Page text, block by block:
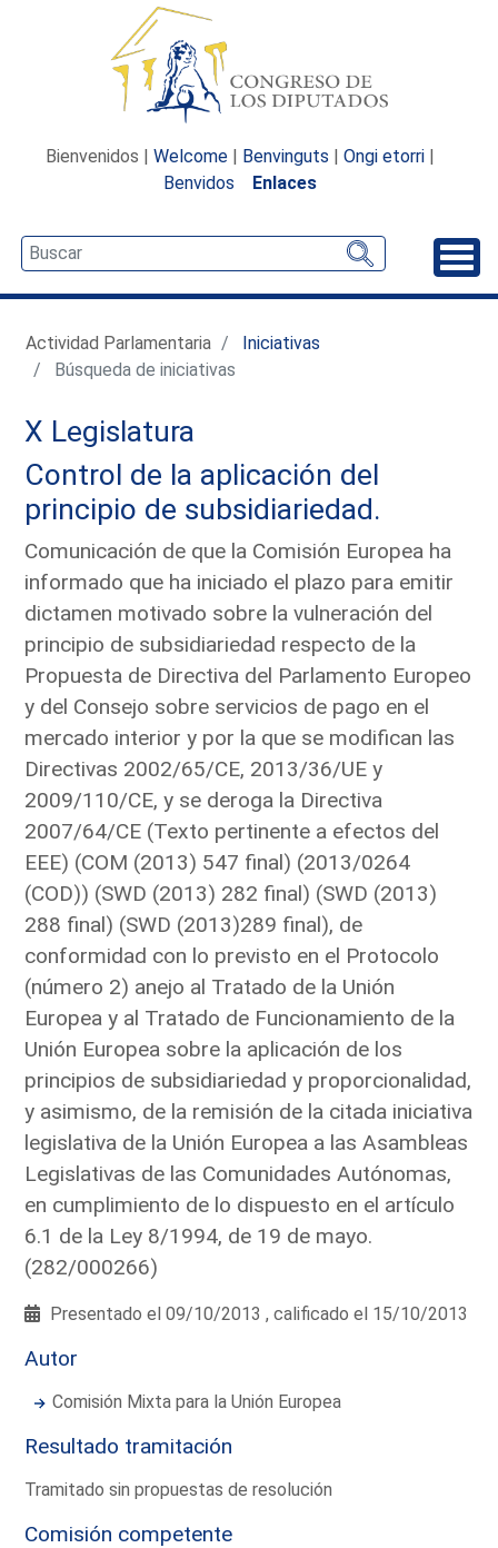
Bienvenidos | Welcome | Benvinguts | Ongi etorri |
Benvidos
Enlaces
Actividad Parlamentaria
Iniciativas
Búsqueda de iniciativas
X Legislatura
Control de la aplicación del
principio de subsidiariedad.
Comunicación de que la Comisión Europea ha
informado que ha iniciado el plazo para emitir
dictamen motivado sobre la vulneración del
principio de subsidiariedad respecto de la
Propuesta de Directiva del Parlamento Europeo
y del Consejo sobre servicios de pago en el
mercado interior y por la que se modifican las
Directivas 2002/65/CE, 2013/36/UE y
2009/110/CE, y se deroga la Directiva
2007/64/CE (Texto pertinente a efectos del
EEE) (COM (2013) 547 final) (2013/0264
(COD)) (SWD (2013) 282 final) (SWD (2013)
288 final) (SWD (2013)289 final), de
conformidad con lo previsto en el Protocolo
(número 2) anejo al Tratado de la Unión
Europea y al Tratado de Funcionamiento de la
Unión Europea sobre la aplicación de los
principios de subsidiariedad y proporcionalidad,
y asimismo, de la remisión de la citada iniciativa
legislativa de la Unión Europea a las Asambleas
Legislativas de las Comunidades Autónomas,
en cumplimiento de lo dispuesto en el artículo
6.1 de la Ley 8/1994, de 19 de mayo.
(282/000266)
Presentado el 09/10/2013 , calificado el 15/10/2013
Autor
Comisión Mixta para la Unión Europea
Resultado tramitación
Tramitado sin propuestas de resolución
Comisión competente